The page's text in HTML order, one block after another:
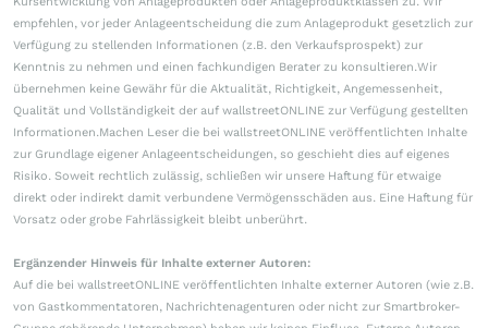
empfehlen, vor jeder Anlageentscheidung die zum Anlageprodukt gesetzlich zur
Verfügung zu stellenden Informationen (z.B. den Verkaufsprospekt) zur
Kenntnis zu nehmen und einen fachkundigen Berater zu konsultieren.Wir
übernehmen keine Gewähr für die Aktualität, Richtigkeit, Angemessenheit,
Qualität und Vollständigkeit der auf wallstreetONLINE zur Verfügung gestellten
Informationen.Machen Leser die bei wallstreetONLINE veröffentlichten Inhalte
zur Grundlage eigener Anlageentscheidungen, so geschieht dies auf eigenes
Risiko. Soweit rechtlich zulässig, schließen wir unsere Haftung für etwaige
direkt oder indirekt damit verbundene Vermögensschäden aus. Eine Haftung für
Vorsatz oder grobe Fahrlässigkeit bleibt unberührt.
Ergänzender Hinweis für Inhalte externer Autoren:
Auf die bei wallstreetONLINE veröffentlichten Inhalte externer Autoren (wie z.B.
von Gastkommentatoren, Nachrichtenagenturen oder nicht zur Smartbroker-